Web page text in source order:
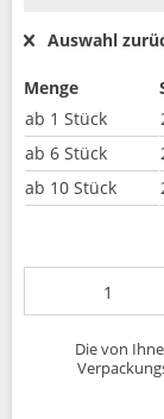
Auswahl
Menge
ab 1 Stück
ab 6 Stück
ab 10 Stück
Die von